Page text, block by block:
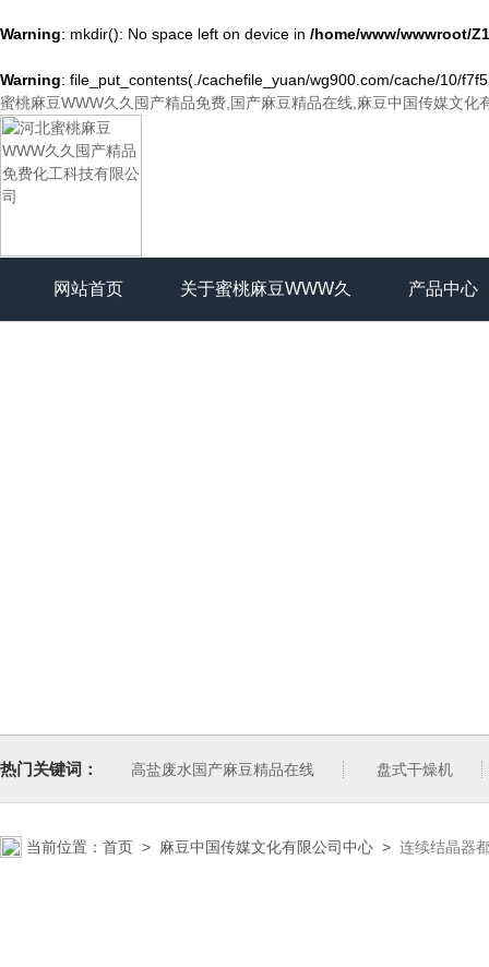
Warning: mkdir(): No space left on device in /home/www/wwwroot/
Warning: file_put_contents(./cachefile_yuan/wg900.com/cache/10/
蜜桃麻豆WWW久久囤产精品免费,国产麻豆精品在线,麻豆中国传媒文化
网站首页 关于蜜桃麻豆WWW久 产品中心
热门关键词： 高盐废水国产麻豆精品在线 盘式干燥机
当前位置： 首页 > 麻豆中国传媒文化有限公司中心 > 连续结晶器